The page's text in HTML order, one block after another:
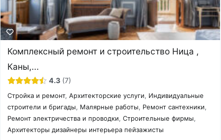
Комплексный ремонт и строительство Ница ,
Каны,...
4.3 7
Стройка и ремонт,Архитекторские услуги, Индивидуальные
строители и бригады, Малярные работы, Ремонт сантехники,
Ремонт электричества и проводки,Строительные фирмы,
Архитекторы дизайнеры интерьера пейзажисты